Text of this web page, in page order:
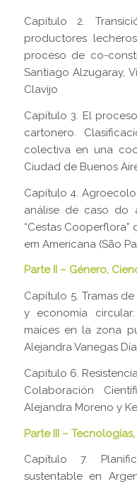
Capítulo 2.
productores
proceso de co-
Santiago Alzugaray,
Clavijo
Capítulo 3. El
cartonero.
colectiva en una
Ciudad de Buenos
Capítulo 4.
análise de caso do
“Cestas
em Americana (São
Parte II – Género,
Capítulo 5. Tramas
y economía
maíces en la zona
Alejandra Vanegas
Capítulo 6.
Colaboración
Alejandra Moreno y
Parte III –
Capítulo 7.
sustentable en